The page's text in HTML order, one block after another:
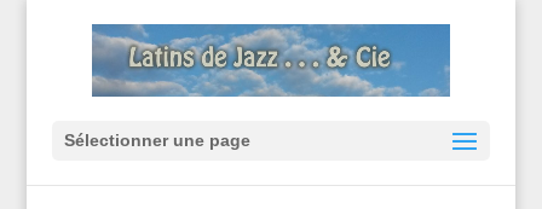
Sélectionner une page